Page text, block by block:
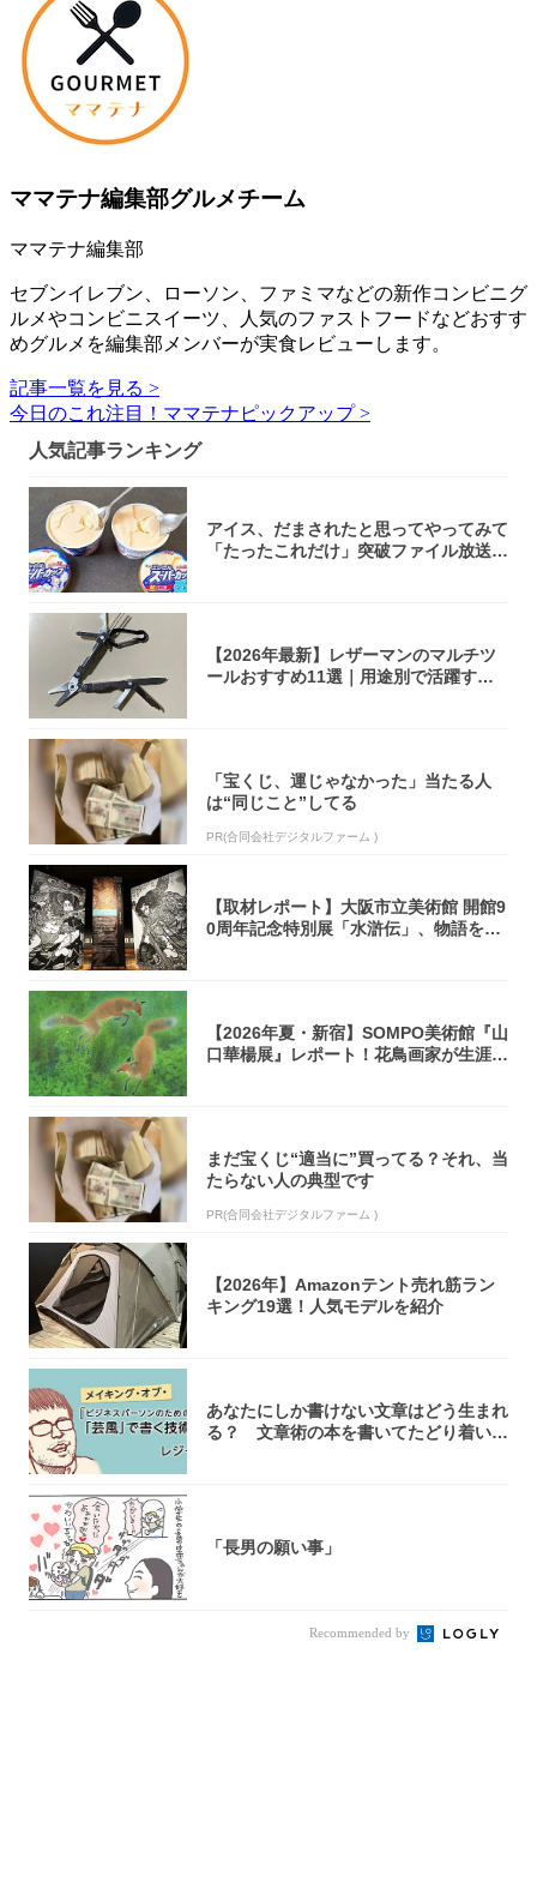
ママテナ編集部グルメチーム
ママテナ編集部
セブンイレブン、ローソン、ファミマなどの新作コンビニグ
ルメやコンビニスイーツ、人気のファストフードなどおすす
めグルメを編集部メンバーが実食レビューします。
記事一覧を見る >
今日のこれ注目！ママテナピックアップ >
人気記事ランキング
アイス、だまされたと思ってやってみて
「たったこれだけ」突破ファイル放送で
【2026年最新】レザーマンのマルチツ
ールおすすめ11選｜用途別で活躍する
「宝くじ、運じゃなかった」当たる人
は“同じこと”してる
PR(合同会社デジタルファーム )
【取材レポート】大阪市立美術館 開館9
0周年記念特別展「水滸伝」、物語を知
【2026年夏・新宿】SOMPO美術館『山
口華楊展』レポート！花鳥画家が生涯描
まだ宝くじ“適当に”買ってる？それ、当
たらない人の典型です
PR(合同会社デジタルファーム )
【2026年】Amazonテント売れ筋ラン
キング19選！人気モデルを紹介
あなたにしか書けない文章はどう生まれ
る？ 文章術の本を書いてたどり着いた
「長男の願い事」
Recommended by